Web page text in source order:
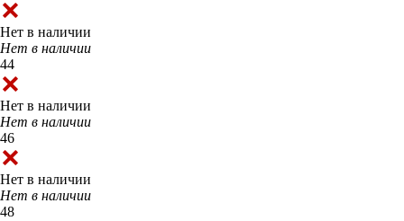
Нет в наличии
Нет в наличии
44
Нет в наличии
Нет в наличии
46
Нет в наличии
Нет в наличии
48